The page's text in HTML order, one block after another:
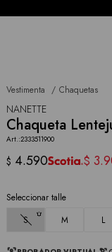
Vestimenta Chaquetas
NANETTE
Chaqueta
2333511900
$ 4.590 $
Seleccionar talle
S
M L